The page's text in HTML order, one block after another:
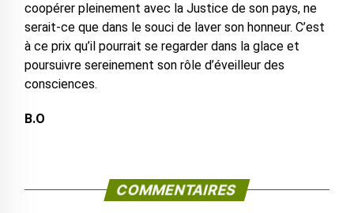
coopérer pleinement avec la Justice de son pays, ne
serait-ce que dans le souci de laver son honneur. C’est
à ce prix qu’il pourrait se regarder dans la glace et
poursuivre sereinement son rôle d’éveilleur des
consciences.
B.O
COMMENTAIRES